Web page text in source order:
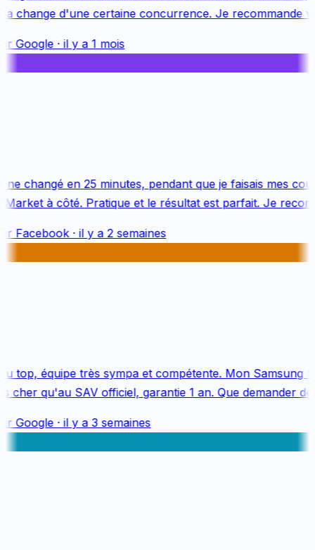
change d'une certaine concurrence. Je recommande
Google· il y a 1 mois
changé en 25 minutes, pendant que je faisais mes
à côté. Pratique et le résultat est parfait. Je
Facebook· il y a 2 semaines
top, équipe très sympa et compétente. Mon Samsung
qu'au SAV officiel, garantie 1 an. Que demander de
Google· il y a 3 semaines